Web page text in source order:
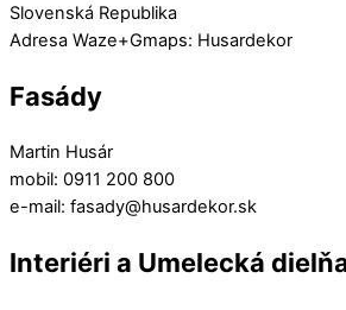
Slovenská Republika
Adresa Waze+Gmaps: Husardekor
Fasády
Martin Husár
mobil: 0911 200 800
e-mail: fasady@husardekor.sk
Interiéri a Umelecká